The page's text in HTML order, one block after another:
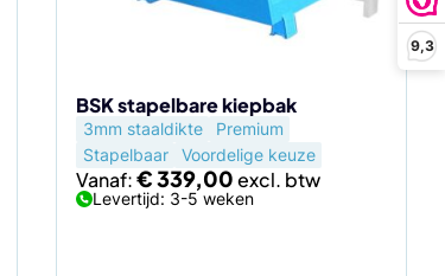
9,3
BSK stapelbare kiepbak
3mm staaldikte
Premium
Stapelbaar
Voordelige keuze
Vanaf:€339,00
Levertijd: 3-5 weken
de
productpagina